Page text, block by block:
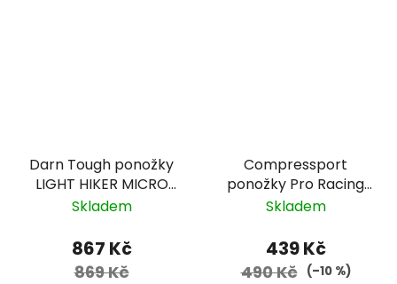
Darn Tough ponožky
LIGHT HIKER MICRO
CREW Lightweight
pánské -
modré/zelené
Skladem
867 Kč
869 Kč
Compressport
ponožky Pro Racing
Run Ultralight -
červená
Skladem
439 Kč
490 Kč (–10 %)